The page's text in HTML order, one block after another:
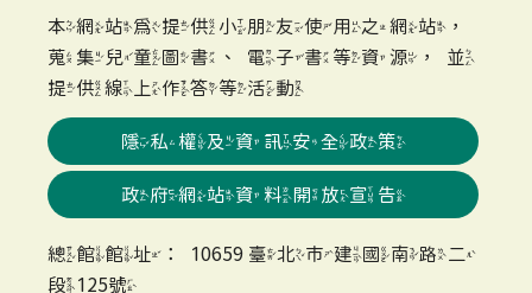
本網站為提供小朋友使用之網站，
蒐集兒童圖書、電子書等資源，並
提供線上作答等活動
隱私權及資訊安全政策
政府網站資料開放宣告
總館館址：10659 臺北市建國南路二
段125號